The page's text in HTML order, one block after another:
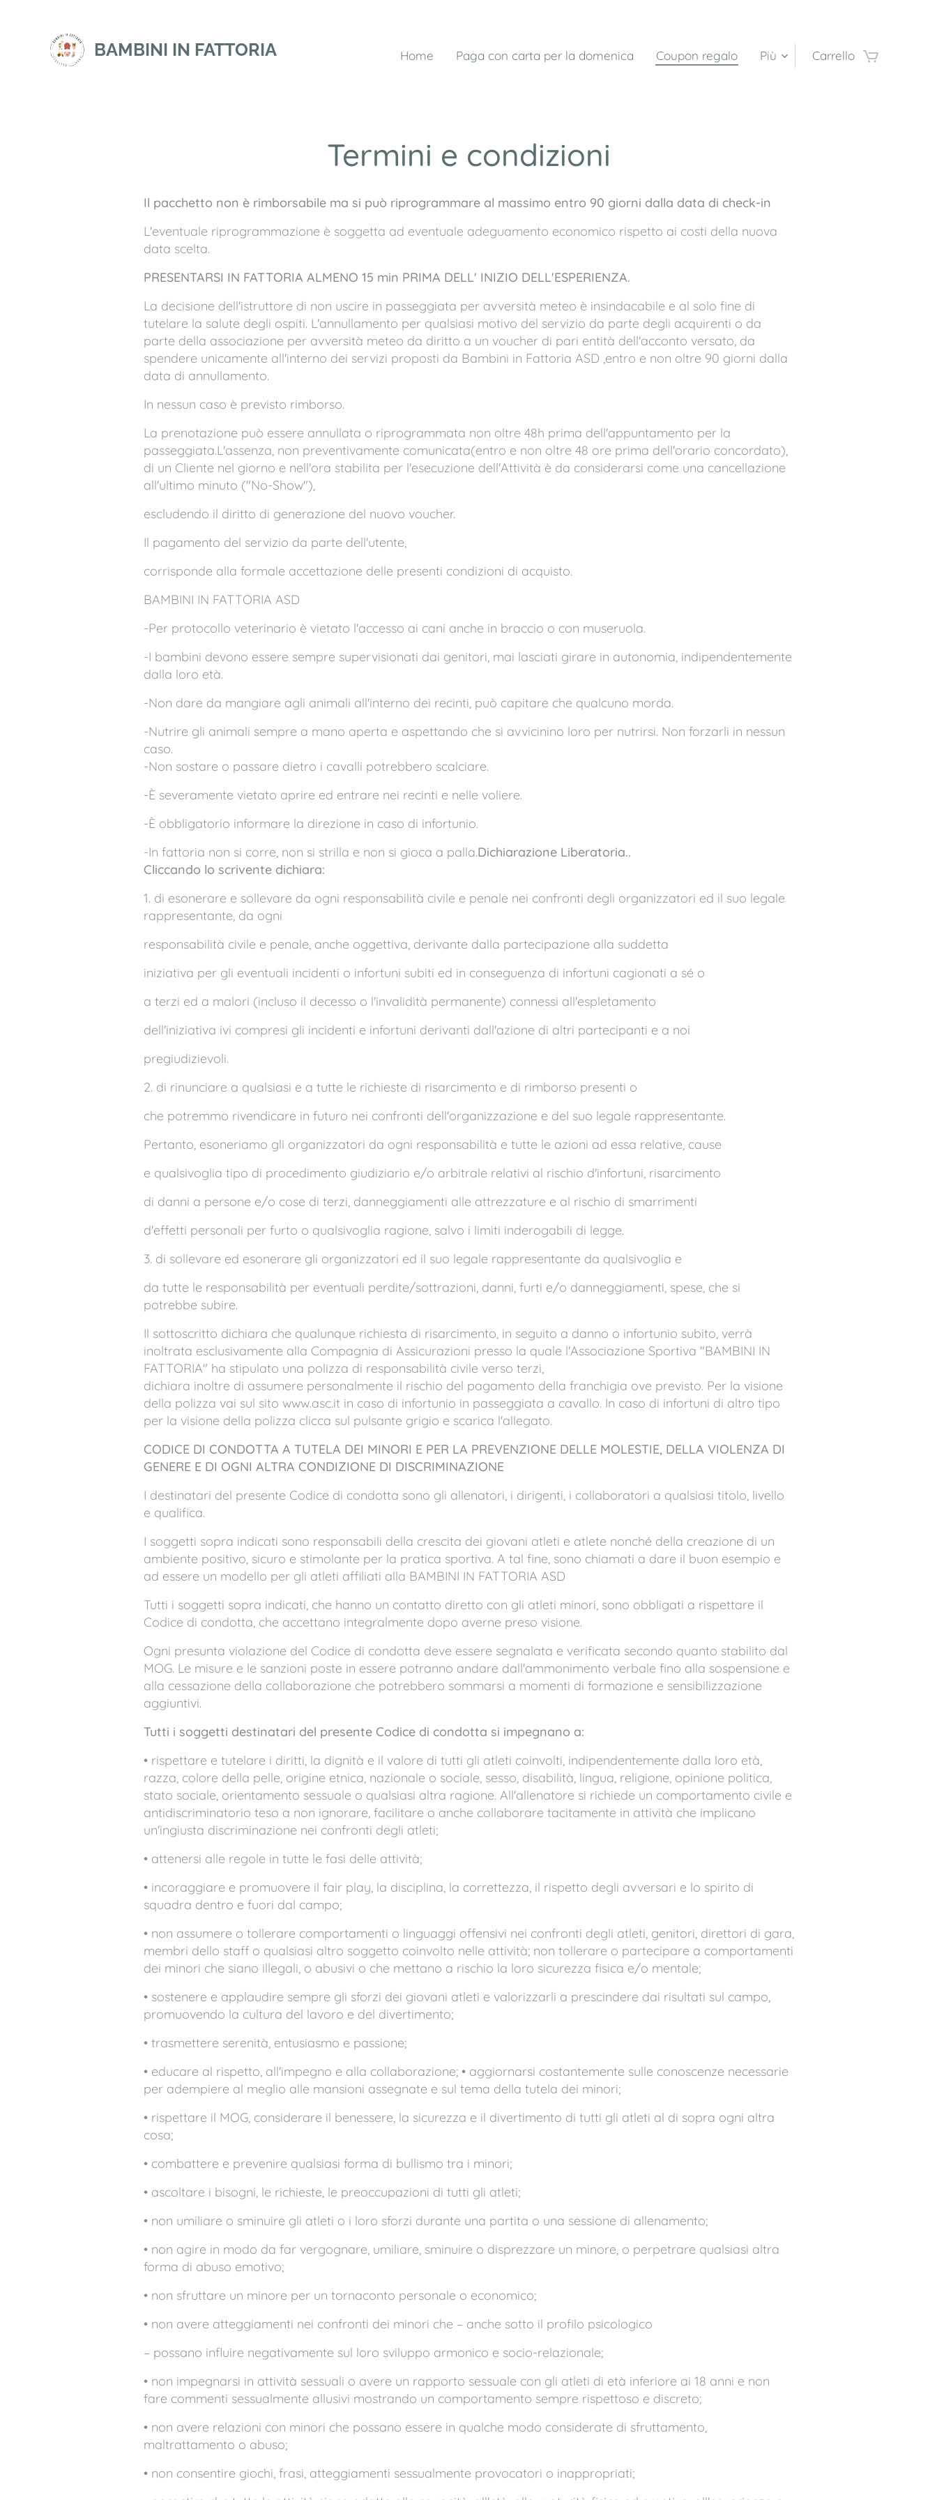
BAMBINI IN FATTORIA Home Paga con carta per la domenica Coupon regalo Più Carrello
Termini e condizioni
Il pacchetto non è rimborsabile ma si può riprogrammare al massimo entro 90 giorni dalla data di check-in
L'eventuale riprogrammazione è soggetta ad eventuale adeguamento economico rispetto ai costi della nuova
data scelta.
PRESENTARSI IN FATTORIA ALMENO 15 min PRIMA DELL' INIZIO DELL'ESPERIENZA.
La decisione dell'istruttore di non uscire in passeggiata per avversità meteo è insindacabile e al solo fine di
tutelare la salute degli ospiti. L'annullamento per qualsiasi motivo del servizio da parte degli acquirenti o da
parte della associazione per avversità meteo da diritto a un voucher di pari entità dell'acconto versato, da
spendere unicamente all'interno dei servizi proposti da Bambini in Fattoria ASD ,entro e non oltre 90 giorni dalla
data di annullamento.
In nessun caso è previsto rimborso.
La prenotazione può essere annullata o riprogrammata non oltre 48h prima dell'appuntamento per la
passeggiata.L'assenza, non preventivamente comunicata(entro e non oltre 48 ore prima dell'orario concordato),
di un Cliente nel giorno e nell'ora stabilita per l'esecuzione dell'Attività è da considerarsi come una cancellazione
all'ultimo minuto ("No-Show"),
escludendo il diritto di generazione del nuovo voucher.
Il pagamento del servizio da parte dell'utente,
corrisponde alla formale accettazione delle presenti condizioni di acquisto.
BAMBINI IN FATTORIA ASD
-Per protocollo veterinario è vietato l'accesso ai cani anche in braccio o con museruola.
-I bambini devono essere sempre supervisionati dai genitori, mai lasciati girare in autonomia, indipendentemente
dalla loro età.
-Non dare da mangiare agli animali all'interno dei recinti, può capitare che qualcuno morda.
-Nutrire gli animali sempre a mano aperta e aspettando che si avvicinino loro per nutrirsi. Non forzarli in nessun
caso.
-Non sostare o passare dietro i cavalli potrebbero scalciare.
-È severamente vietato aprire ed entrare nei recinti e nelle voliere.
-È obbligatorio informare la direzione in caso di infortunio.
-In fattoria non si corre, non si strilla e non si gioca a palla.Dichiarazione Liberatoria..
Cliccando lo scrivente dichiara:
1. di esonerare e sollevare da ogni responsabilità civile e penale nei confronti degli organizzatori ed il suo legale
rappresentante, da ogni
responsabilità civile e penale, anche oggettiva, derivante dalla partecipazione alla suddetta
iniziativa per gli eventuali incidenti o infortuni subiti ed in conseguenza di infortuni cagionati a sé o
a terzi ed a malori (incluso il decesso o l'invalidità permanente) connessi all'espletamento
dell'iniziativa ivi compresi gli incidenti e infortuni derivanti dall'azione di altri partecipanti e a noi
pregiudizievoli.
2. di rinunciare a qualsiasi e a tutte le richieste di risarcimento e di rimborso presenti o
che potremmo rivendicare in futuro nei confronti dell'organizzazione e del suo legale rappresentante.
Pertanto, esoneriamo gli organizzatori da ogni responsabilità e tutte le azioni ad essa relative, cause
e qualsivoglia tipo di procedimento giudiziario e/o arbitrale relativi al rischio d'infortuni, risarcimento
di danni a persone e/o cose di terzi, danneggiamenti alle attrezzature e al rischio di smarrimenti
d'effetti personali per furto o qualsivoglia ragione, salvo i limiti inderogabili di legge.
3. di sollevare ed esonerare gli organizzatori ed il suo legale rappresentante da qualsivoglia e
da tutte le responsabilità per eventuali perdite/sottrazioni, danni, furti e/o danneggiamenti, spese, che si
potrebbe subire.
Il sottoscritto dichiara che qualunque richiesta di risarcimento, in seguito a danno o infortunio subito, verrà
inoltrata esclusivamente alla Compagnia di Assicurazioni presso la quale l'Associazione Sportiva "BAMBINI IN
FATTORIA" ha stipulato una polizza di responsabilità civile verso terzi,
dichiara inoltre di assumere personalmente il rischio del pagamento della franchigia ove previsto. Per la visione
della polizza vai sul sito www.asc.it in caso di infortunio in passeggiata a cavallo. In caso di infortuni di altro tipo
per la visione della polizza clicca sul pulsante grigio e scarica l'allegato.
CODICE DI CONDOTTA A TUTELA DEI MINORI E PER LA PREVENZIONE DELLE MOLESTIE, DELLA VIOLENZA DI
GENERE E DI OGNI ALTRA CONDIZIONE DI DISCRIMINAZIONE
I destinatari del presente Codice di condotta sono gli allenatori, i dirigenti, i collaboratori a qualsiasi titolo, livello
e qualifica.
I soggetti sopra indicati sono responsabili della crescita dei giovani atleti e atlete nonché della creazione di un
ambiente positivo, sicuro e stimolante per la pratica sportiva. A tal fine, sono chiamati a dare il buon esempio e
ad essere un modello per gli atleti affiliati alla BAMBINI IN FATTORIA ASD
Tutti i soggetti sopra indicati, che hanno un contatto diretto con gli atleti minori, sono obbligati a rispettare il
Codice di condotta, che accettano integralmente dopo averne preso visione.
Ogni presunta violazione del Codice di condotta deve essere segnalata e verificata secondo quanto stabilito dal
MOG. Le misure e le sanzioni poste in essere potranno andare dall'ammonimento verbale fino alla sospensione e
alla cessazione della collaborazione che potrebbero sommarsi a momenti di formazione e sensibilizzazione
aggiuntivi.
Tutti i soggetti destinatari del presente Codice di condotta si impegnano a:
• rispettare e tutelare i diritti, la dignità e il valore di tutti gli atleti coinvolti, indipendentemente dalla loro età,
razza, colore della pelle, origine etnica, nazionale o sociale, sesso, disabilità, lingua, religione, opinione politica,
stato sociale, orientamento sessuale o qualsiasi altra ragione. All'allenatore si richiede un comportamento civile e
antidiscriminatorio teso a non ignorare, facilitare o anche collaborare tacitamente in attività che implicano
un'ingiusta discriminazione nei confronti degli atleti;
• attenersi alle regole in tutte le fasi delle attività;
• incoraggiare e promuovere il fair play, la disciplina, la correttezza, il rispetto degli avversari e lo spirito di
squadra dentro e fuori dal campo;
• non assumere o tollerare comportamenti o linguaggi offensivi nei confronti degli atleti, genitori, direttori di gara,
membri dello staff o qualsiasi altro soggetto coinvolto nelle attività; non tollerare o partecipare a comportamenti
dei minori che siano illegali, o abusivi o che mettano a rischio la loro sicurezza fisica e/o mentale;
• sostenere e applaudire sempre gli sforzi dei giovani atleti e valorizzarli a prescindere dai risultati sul campo,
promuovendo la cultura del lavoro e del divertimento;
• trasmettere serenità, entusiasmo e passione;
• educare al rispetto, all'impegno e alla collaborazione; • aggiornarsi costantemente sulle conoscenze necessarie
per adempiere al meglio alle mansioni assegnate e sul tema della tutela dei minori;
• rispettare il MOG, considerare il benessere, la sicurezza e il divertimento di tutti gli atleti al di sopra ogni altra
cosa;
• combattere e prevenire qualsiasi forma di bullismo tra i minori;
• ascoltare i bisogni, le richieste, le preoccupazioni di tutti gli atleti;
• non umiliare o sminuire gli atleti o i loro sforzi durante una partita o una sessione di allenamento;
• non agire in modo da far vergognare, umiliare, sminuire o disprezzare un minore, o perpetrare qualsiasi altra
forma di abuso emotivo;
• non sfruttare un minore per un tornaconto personale o economico;
• non avere atteggiamenti nei confronti dei minori che – anche sotto il profilo psicologico
– possano influire negativamente sul loro sviluppo armonico e socio-relazionale;
• non impegnarsi in attività sessuali o avere un rapporto sessuale con gli atleti di età inferiore ai 18 anni e non
fare commenti sessualmente allusivi mostrando un comportamento sempre rispettoso e discreto;
• non avere relazioni con minori che possano essere in qualche modo considerate di sfruttamento,
maltrattamento o abuso;
• non consentire giochi, frasi, atteggiamenti sessualmente provocatori o inappropriati;